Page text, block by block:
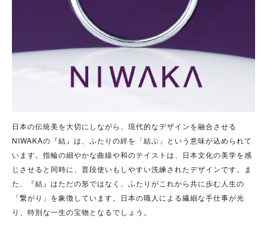
日本の伝統美を大切にしながら、現代的なデザインを融合させる
NIWAKAの『結』は、ふたりの絆を「結ぶ」という意味が込められて
います。指輪の細やかな曲線や和のテイストは、日本文化の美学を感
じさせると同時に、普段使いもしやすい洗練されたデザインです。ま
た、『結』はただの形ではなく、ふたりがこれから共に歩む人生の
「繋がり」を象徴しています。日本の職人による繊細な手仕事が光
り、特別な一生の宝物となるでしょう。